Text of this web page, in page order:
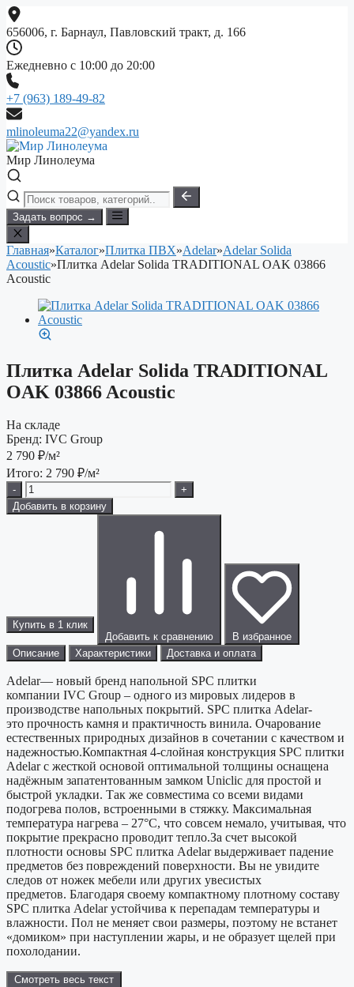
Перейти
к
содержимому
656006, г. Барнаул, Павловский тракт, д. 166
Ежедневно с 10:00 до 20:00
+7 (963) 189-49-82
mlinoleuma22@yandex.ru
Мир Линолеума
Задать вопрос →
Главная»Каталог»Плитка ПВХ»Adelar»Adelar Solida
Acoustic»Плитка Adelar Solida TRADITIONAL OAK 03866
Acoustic
Плитка Adelar Solida TRADITIONAL
OAK 03866 Acoustic
На складе
Бренд: IVC Group
2 790 ₽/м²
Итого: 2 790 ₽/м²
-
+
Добавить в корзину
Купить в 1 клик
Добавить к сравнению
В избранное
Описание
Характеристики Доставка и оплата
Adelar— новый бренд напольной SPC плитки
компании IVC Group – одного из мировых лидеров в
производстве напольных покрытий. SPC плитка Adelar-
это прочность камня и практичность винила. Очарование
естественных природных дизайнов в сочетании с качеством и
надежностью.Компактная 4-слойная конструкция SPС плитки
Adelar с жесткой основой оптимальной толщины оснащена
надёжным запатентованным замком Uniclic для простой и
быстрой укладки. Так же совместима со всеми видами
подогрева полов, встроенными в стяжку. Максимальная
температура нагрева – 27°С, что совсем немало, учитывая, что
покрытие прекрасно проводит тепло.За счет высокой
плотности основы SPС плитка Adelar выдерживает падение
предметов без повреждений поверхности. Вы не увидите
следов от ножек мебели или других увесистых
предметов. Благодаря своему компактному плотному составу
SPC плитка Adelar устойчива к перепадам температуры и
влажности. Пол не меняет свои размеры, поэтому не встанет
«домиком» при наступлении жары, и не образует щелей при
похолодании.
Смотреть весь текст